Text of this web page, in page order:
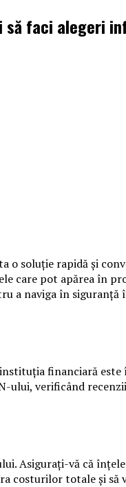
să faci alegeri
soluție rapidă și
care pot apărea în
a naviga în
financiară
ului, verificând
vă că
costurilor totale și